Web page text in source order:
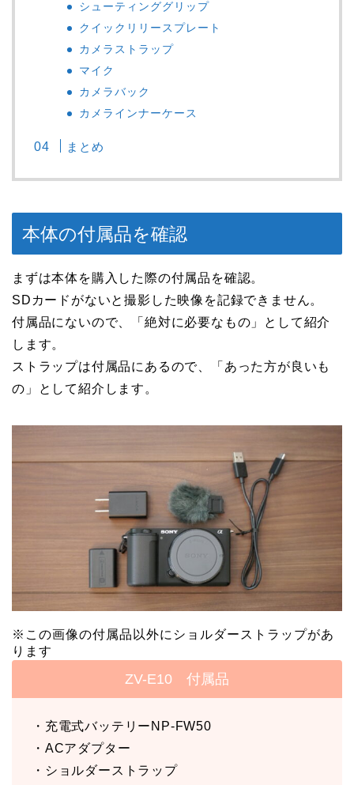
シューティンググリップ
クイックリリースプレート
カメラストラップ
マイク
カメラバック
カメラインナーケース
まとめ
本体の付属品を確認
まずは本体を購入した際の付属品を確認。
SDカードがないと撮影した映像を記録できません。
付属品にないので、「絶対に必要なもの」として紹介
します。
ストラップは付属品にあるので、「あった方が良いも
の」として紹介します。
※この画像の付属品以外にショルダーストラップがあ
ります
ZV-E10 付属品
・充電式バッテリーNP-FW50
・ACアダプター
・ショルダーストラップ